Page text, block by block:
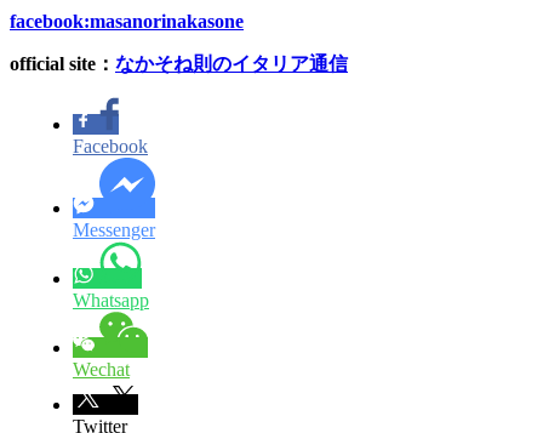
facebook:masanorinakasone
official site： なかそね則のイタリア通信
Facebook
Messenger
Whatsapp
Wechat
Twitter